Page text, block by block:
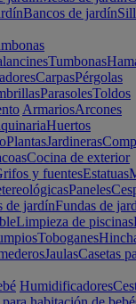
Bancos de jardín
Tumbonas
CarpasPérgolas
ParasolesToldos
ArmariosArcones
Huertos
PlantasJardineras
Cocina de exterior
y fuentesEstatuas
Paneles
de jardínFundas de
Limpieza de piscinas
Toboganes
JaulasCasetas
Humidificadores